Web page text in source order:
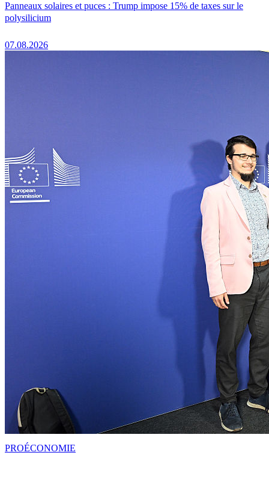
Panneaux solaires et puces : Trump impose 15% de taxes sur le
polysilicium
07.08.2026
PROÉCONOMIE